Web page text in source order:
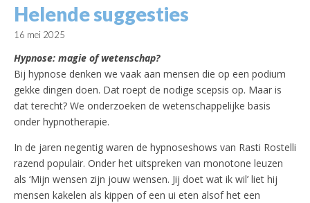
Helende suggesties
16 mei 2025
Hypnose: magie of wetenschap?
Bij hypnose denken we vaak aan mensen die op een podium
gekke dingen doen. Dat roept de nodige scepsis op. Maar is
dat terecht? We onderzoeken de wetenschappelijke basis
onder hypnotherapie.
In de jaren negentig waren de hypnoseshows van Rasti Rostelli
razend populair. Onder het uitspreken van monotone leuzen
als ‘Mijn wensen zijn jouw wensen. Jij doet wat ik wil’ liet hij
mensen kakelen als kippen of een ui eten alsof het een